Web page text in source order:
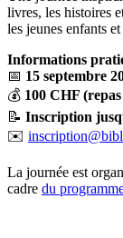
livres, les histoires
les jeunes enfants
Informations
📅 15 septembre
💰 100 CHF
📝 Inscription
✉️
La journée est
cadre du